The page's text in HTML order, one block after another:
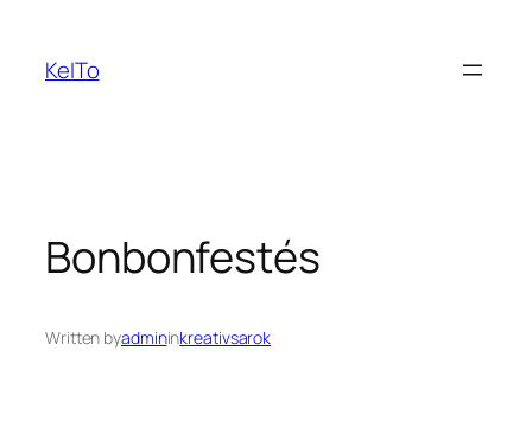
tartalomhoz
KeITo
Bonbonfestés
Written byadmininkreativsarok